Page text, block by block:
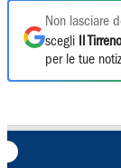
Non lasciare
scegli
Il Tirreno
per le tue